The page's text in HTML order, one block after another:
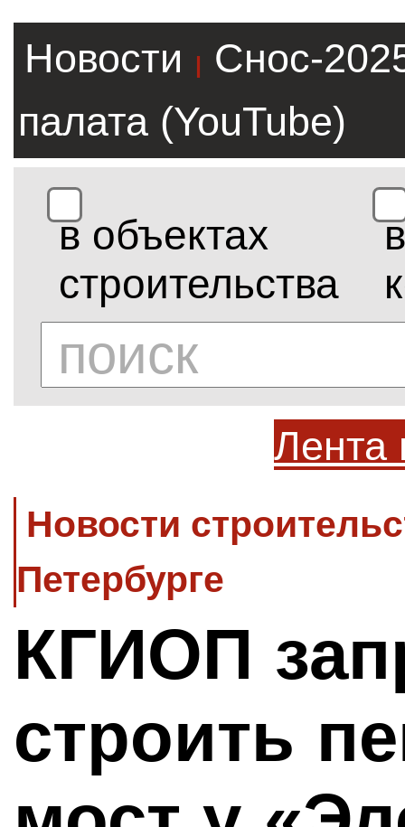
Новости |
Снос-
палата (YouTube)
в объектах
строительства
в
Лента
Новости
Петербурге
КГИОП
строить